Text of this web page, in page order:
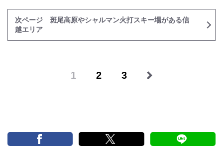
次ページ 斑尾高原やシャルマン火打スキー場がある信
越エリア
1 2 3